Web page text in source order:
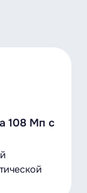
108 Мп с